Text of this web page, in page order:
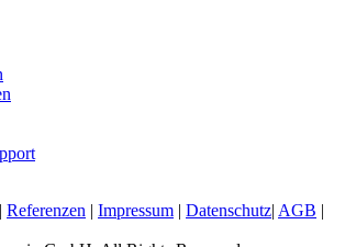
| Referenzen | Impressum | Datenschutz| AGB |